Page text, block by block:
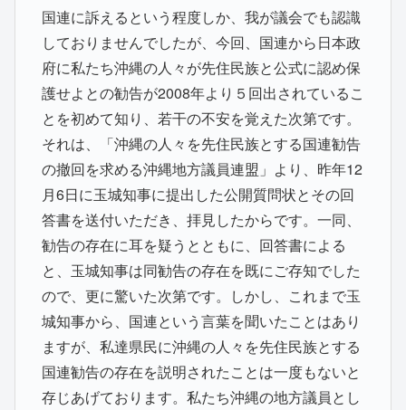
国連に訴えるという程度しか、我が議会でも認識
しておりませんでしたが、今回、国連から日本政
府に私たち沖縄の人々が先住民族と公式に認め保
護せよとの勧告が2008年より５回出されているこ
とを初めて知り、若干の不安を覚えた次第です。
それは、「沖縄の人々を先住民族とする国連勧告
の撤回を求める沖縄地方議員連盟」より、昨年12
月6日に玉城知事に提出した公開質問状とその回
答書を送付いただき、拝見したからです。一同、
勧告の存在に耳を疑うとともに、回答書による
と、玉城知事は同勧告の存在を既にご存知でした
ので、更に驚いた次第です。しかし、これまで玉
城知事から、国連という言葉を聞いたことはあり
ますが、私達県民に沖縄の人々を先住民族とする
国連勧告の存在を説明されたことは一度もないと
存じあげております。私たち沖縄の地方議員とし